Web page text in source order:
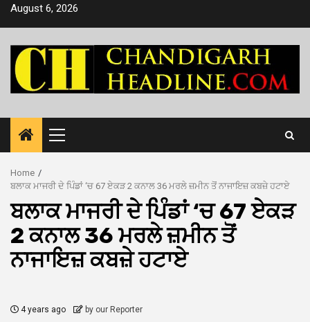
SkipAugust 6, 2026
Primary
Menu
Home
ਬਲਾਕ ਮਾਜਰੀ ਦੇ ਪਿੰਡਾਂ ‘ਚ 67 ਏਕੜ 2 ਕਨਾਲ 36 ਮਰਲੇ ਜ਼ਮੀਨ ਤੋਂ ਨਾਜਾਇਜ਼ ਕਬਜ਼ੇ ਹਟਾਏ
ਬਲਾਕ ਮਾਜਰੀ ਦੇ ਪਿੰਡਾਂ ‘ਚ 67 ਏਕੜ
2 ਕਨਾਲ 36 ਮਰਲੇ ਜ਼ਮੀਨ ਤੋਂ
ਨਾਜਾਇਜ਼ ਕਬਜ਼ੇ ਹਟਾਏ
4 years ago by our Reporter